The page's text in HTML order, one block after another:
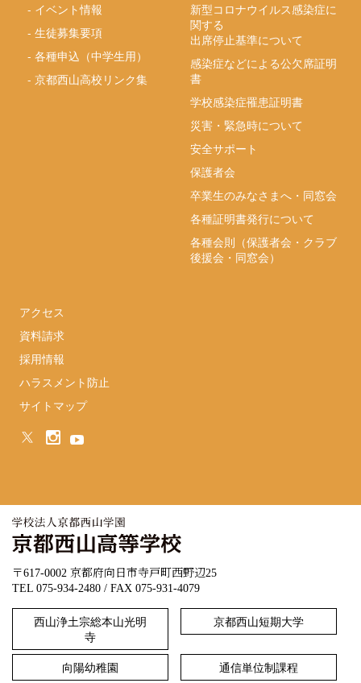
- イベント情報
-生徒募集要項
-各種申込（中学生用）
-京都西山高校リンク集
新型コロナウイルス感染症に
関する
出席停止基準について
感染症などによる公欠席証明
書
学校感染症罹患証明書
災害・緊急時について
安全サポート
保護者会
卒業生のみなさまへ・同窓会
各種証明書発行について
各種会則（保護者会・クラブ
後援会・同窓会）
アクセス
資料請求
採用情報
ハラスメント防止
サイトマップ
〒617-0002 京都府向日市寺戸町西野辺25
TEL 075-934-2480 / FAX 075-931-4079
西山浄土宗総本山光明
寺
京都西山短期大学
向陽幼稚園 通信単位制課程